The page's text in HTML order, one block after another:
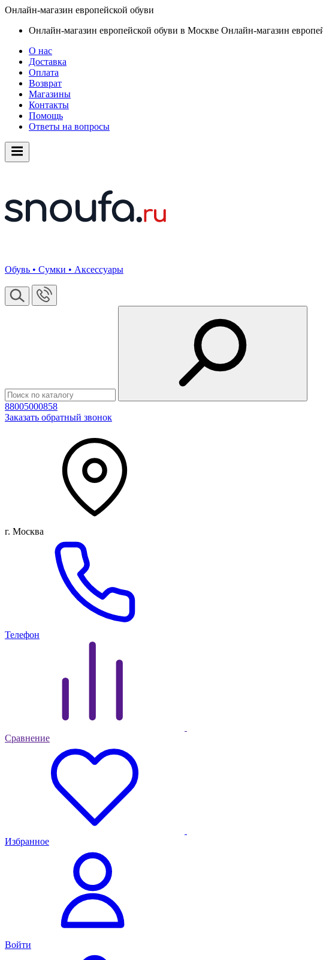
Онлайн-магазин европейской обуви
Онлайн-магазин европейской обуви в Москве Онлайн-магазин
О нас
Доставка
Оплата
Возврат
Магазины
Контакты
Помощь
Ответы на вопросы
Обувь • Сумки • Аксессуары
88005000858
Заказать обратный звонок
г. Москва
Телефон
Сравнение
Избранное
Войти